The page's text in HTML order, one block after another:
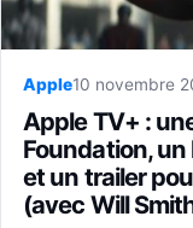
Apple10 novembre
Apple TV+ :
Foundation,
et un trailer
(avec Will